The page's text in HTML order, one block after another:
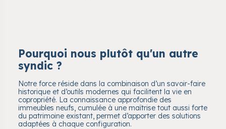
Pourquoi nous plutôt qu'un autre
syndic ?
Notre force réside dans la combinaison d’un savoir-faire
historique et d’outils modernes qui facilitent la vie en
copropriété. La connaissance approfondie des
immeubles neufs, cumulée à une maîtrise tout aussi forte
du patrimoine existant, permet d’apporter des solutions
adaptées à chaque configuration.